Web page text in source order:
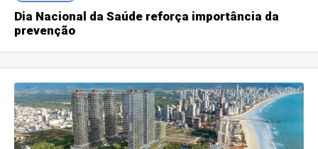
Dia Nacional da Saúde reforça importância da
prevenção